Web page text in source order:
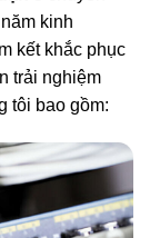
kinh
kết khắc phục
trải nghiệm
tôi bao gồm: